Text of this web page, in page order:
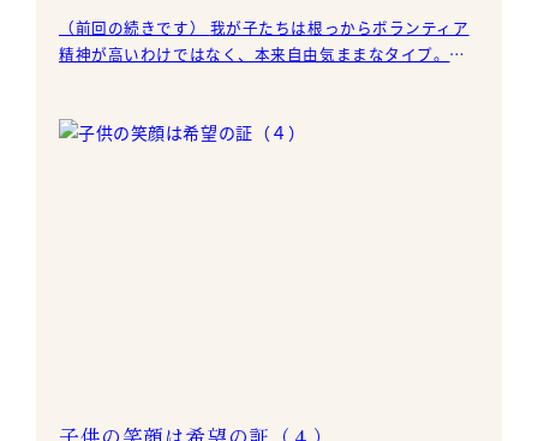
（前回の続きです） 我が子たちは根っからボランティア
精神が高いわけではなく、本来自由気ままなタイプ。い